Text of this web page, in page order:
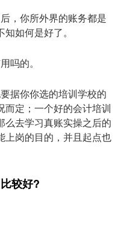
，你所外界的账务都是
如何是好了。
吗的。
据你你选的培训学校的
定；一个好的会计培训
么去学习真账实操之后的
上岗的目的，并且起点也
较好?